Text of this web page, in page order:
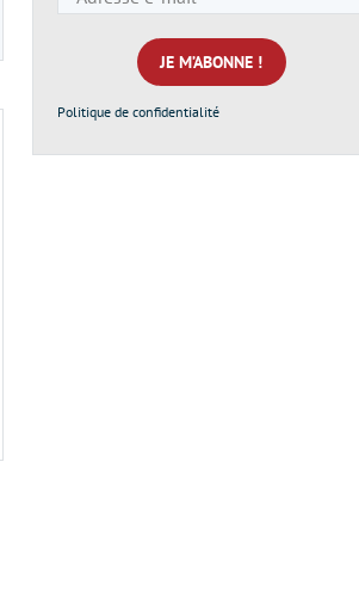
e-
mail
*
Politique de confidentialité